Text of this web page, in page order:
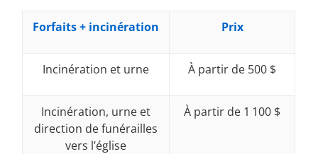
Forfaits + incinération Prix
Incinération et urne À partir de 500 $
Incinération, urne et
direction de funérailles
vers l’église
À partir de 1 100 $